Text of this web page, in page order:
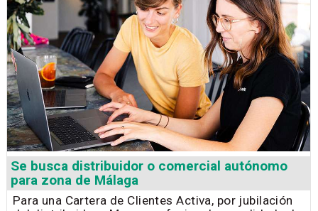
Se busca distribuidor o comercial autónomo
para zona de Málaga
Para una Cartera de Clientes Activa, por jubilación